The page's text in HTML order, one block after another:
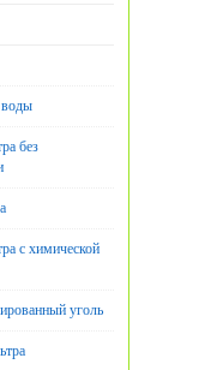
воды
без
с химической
уголь